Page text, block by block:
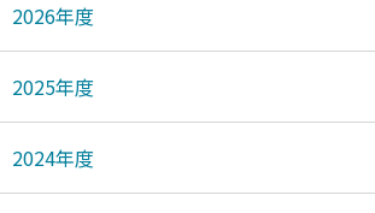
2026年度
2025年度
2024年度